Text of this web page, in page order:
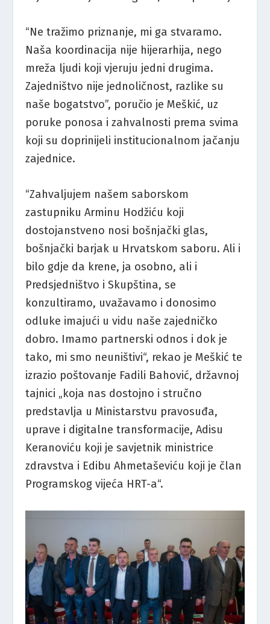
“Ne tražimo priznanje, mi ga stvaramo.
Naša koordinacija nije hijerarhija, nego
mreža ljudi koji vjeruju jedni drugima.
Zajedništvo nije jednoličnost, razlike su
naše bogatstvo”, poručio je Meškić, uz
poruke ponosa i zahvalnosti prema svima
koji su doprinijeli institucionalnom jačanju
zajednice.
“Zahvaljujem našem saborskom
zastupniku Arminu Hodžiću koji
dostojanstveno nosi bošnjački glas,
bošnjački barjak u Hrvatskom saboru. Ali i
bilo gdje da krene, ja osobno, ali i
Predsjedništvo i Skupština, se
konzultiramo, uvažavamo i donosimo
odluke imajući u vidu naše zajedničko
dobro. Imamo partnerski odnos i dok je
tako, mi smo neuništivi“, rekao je Meškić te
izrazio poštovanje Fadili Bahović, državnoj
tajnici „koja nas dostojno i stručno
predstavlja u Ministarstvu pravosuđa,
uprave i digitalne transformacije, Adisu
Keranoviću koji je savjetnik ministrice
zdravstva i Edibu Ahmetaševiću koji je član
Programskog vijeća HRT-a“.